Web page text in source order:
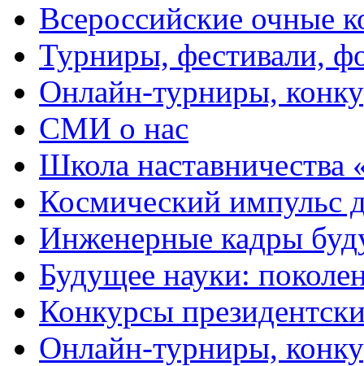
Всероссийские очные
Турниры, фестивали,
Онлайн-турниры,
СМИ о нас
Школа
Космический импульс
Инженерные кадры
Будущее науки:
Конкурсы
Онлайн-турниры,